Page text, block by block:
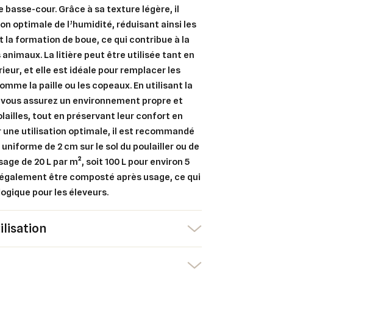
basse-cour. Grâce à sa texture légère, il
optimale de l’humidité, réduisant ainsi les
la formation de boue, ce qui contribue à la
animaux. La litière peut être utilisée tant en
et elle est idéale pour remplacer les
la paille ou les copeaux. En utilisant la
assurez un environnement propre et
tout en préservant leur confort en
une utilisation optimale, il est recommandé
de 2 cm sur le sol du poulailler ou de
de 20 L par m², soit 100 L pour environ 5
être composté après usage, ce qui
pour les éleveurs.
Ajouter à ma liste d'envies
add_circle_outline Créer une nouvelle liste
Créer une liste d'envies
Nom de la liste d'envies
Connexion
Vous devez être connecté pour ajouter des produits à votre liste d'envies.
Annuler Connexion